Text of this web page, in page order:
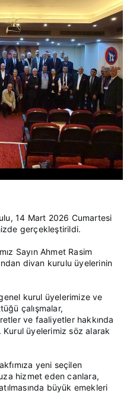
14 Mart 2026 Cumartesi
gerçekleştirildi.
Sayın Ahmet Rasim
divan kurulu üyelerinin
kurul üyelerimize ve
çalışmalar,
ve faaliyetler hakkında
Kurul üyelerimiz söz alarak
yeni seçilen
hizmet eden canlara,
büyük emekleri